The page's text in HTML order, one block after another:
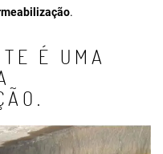
.
É UMA